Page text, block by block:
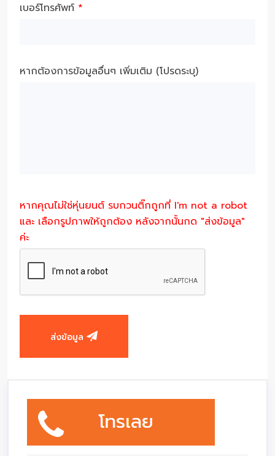
เบอร์โทรศัพท์ *
หากต้องการข้อมูลอื่นๆ เพิ่มเติม (โปรดระบุ)
หากคุณไม่ใช่หุ่นยนต์ รบกวนติ๊กถูกที่ I'm not a robot
และ เลือกรูปภาพให้ถูกต้อง หลังจากนั้นกด "ส่งข้อมูล"
ค่ะ
ส่งข้อมูล